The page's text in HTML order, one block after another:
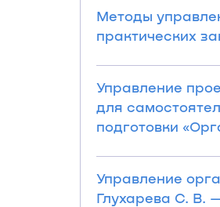
Методы
практических
Управление
для
подготовки
Управление
Глухарева С. В. —